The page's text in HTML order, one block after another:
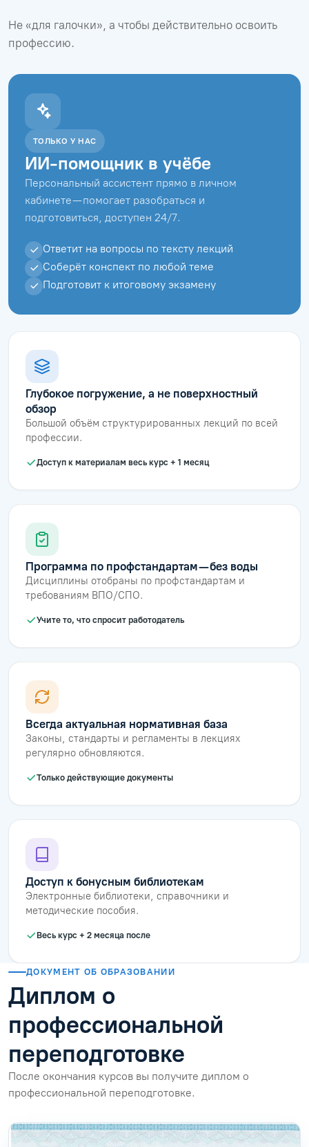
Не «для галочки», а чтобы действительно освоить
профессию.
ТОЛЬКО У НАС
ИИ-помощник в учёбе
Персональный ассистент прямо в личном
кабинете — помогает разобраться и
подготовиться, доступен 24/7.
Ответит на вопросы по тексту лекций
Соберёт конспект по любой теме
Подготовит к итоговому экзамену
Глубокое погружение, а не поверхностный
обзор
Большой объём структурированных лекций по всей
профессии.
Доступ к материалам весь курс + 1 месяц
Программа по профстандартам — без воды
Дисциплины отобраны по профстандартам и
требованиям ВПО/СПО.
Учите то, что спросит работодатель
Всегда актуальная нормативная база
Законы, стандарты и регламенты в лекциях
регулярно обновляются.
Только действующие документы
Доступ к бонусным библиотекам
Электронные библиотеки, справочники и
методические пособия.
Весь курс + 2 месяца после
ДОКУМЕНТ ОБ ОБРАЗОВАНИИ
Диплом о
профессиональной
переподготовке
После окончания курсов вы получите диплом о
профессиональной переподготовке.